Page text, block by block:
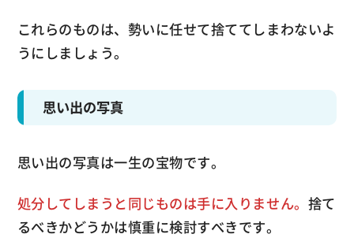
これらのものは、勢いに任せて捨ててしまわないよ
うにしましょう。
思い出の写真
思い出の写真は一生の宝物です。
処分してしまうと同じものは手に入りません。 捨て
るべきかどうかは慎重に検討すべきです。